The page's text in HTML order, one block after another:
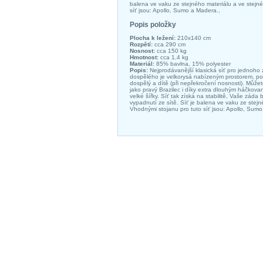
balena ve vaku ze stejného materiálu a ve
síť jsou: Apollo, Sumo a Madera.,
Popis položky
Plocha k ležení: 210x140 cm
Rozpětí: cca 290 cm
Nosnost: cca 150 kg
Hmotnost: cca 1,4 kg
Materiál: 85% bavlna, 15% polyester
Popis: Nejprodávanější klasická síť pro jednoho
dospělého je velkorysá nabízeným prostorem,
dospělý a dítě (při nepřekročení nosnosti).
jako pravý Brazilec i díky extra dlouhým
velké šířky. Síť tak získá na stabilitě, Vaše záda
vypadnutí ze sítě. Síť je balena ve vaku ze
Vhodnými stojanu pro tuto síť jsou: Apollo,